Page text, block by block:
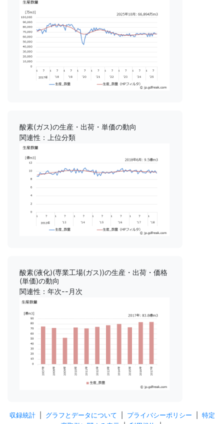
酸素(ガス)の生産・出荷・単価の動向
関連性：上位分類
酸素(液化)(専業工場(ガス))の生産・出荷・価格
(単価)の動向
関連性：年次--月次
収録統計| グラフとデータについて プライバシーポリシー
特定